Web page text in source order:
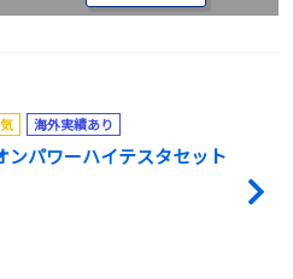
海外実績あり
ンパワーハイテスタセット